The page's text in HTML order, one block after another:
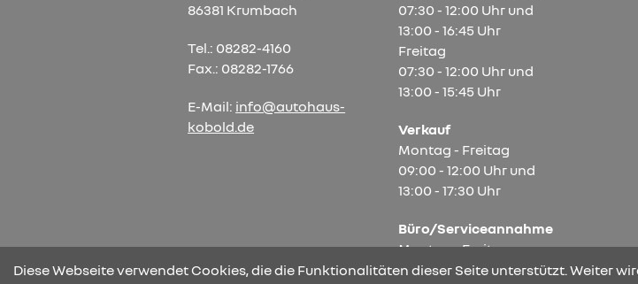
86381 Krumbach
Tel.: 08282-4160
Fax.: 08282-1766
E-Mail: info@autohaus-
kobold.de
07:30 - 12:00 Uhr und
13:00 - 16:45 Uhr
Freitag
07:30 - 12:00 Uhr und
13:00 - 15:45 Uhr
Verkauf
Montag - Freitag
09:00 - 12:00 Uhr und
13:00 - 17:30 Uhr
Büro/Serviceannahme
Montag - Freitag
07:30 - 12:00 Uhr und
Diese Webseite verwendet Cookies, die die Funktionalitäten dieser Seite unterstützt. Weiter